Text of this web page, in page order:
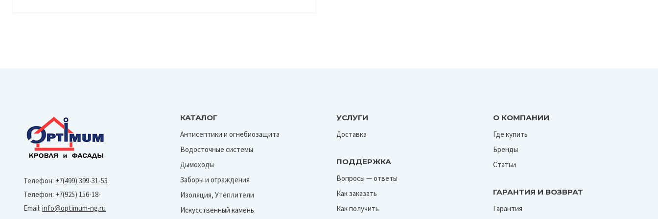
Телефон: +7(499) 399-31-53
Телефон: +7(925) 156-18-
Email: info@optimum-ng.ru
КАТАЛОГ
Антисептики и огнебиозащита
Водосточные системы
Дымоходы
Заборы и ограждения
Изоляция, Утеплители
Искусственный камень
УСЛУГИ
Доставка
ПОДДЕРЖКА
Вопросы — ответы
Как заказать
Как получить
О КОМПАНИИ
Где купить
Бренды
Статьи
ГАРАНТИЯ И ВОЗВРАТ
Гарантия